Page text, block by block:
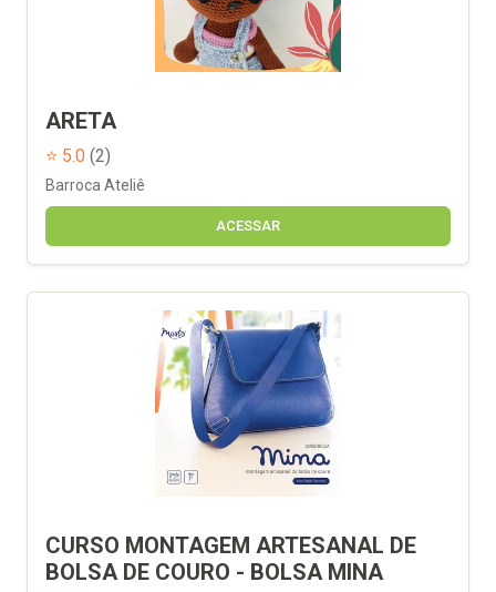
ARETA
⭐ 5.0 (2)
Barroca Ateliê
ACESSAR
CURSO MONTAGEM ARTESANAL DE
BOLSA DE COURO - BOLSA MINA